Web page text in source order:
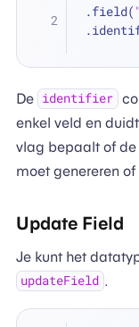
.field(
De identifier
enkel veld en
vlag bepaalt of
moet genereren of
Update Field
Je kunt het
updateField .